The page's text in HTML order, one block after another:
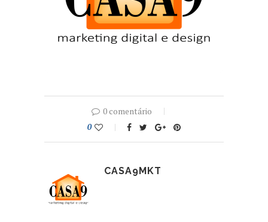
0 comentário
0
CASA9MKT